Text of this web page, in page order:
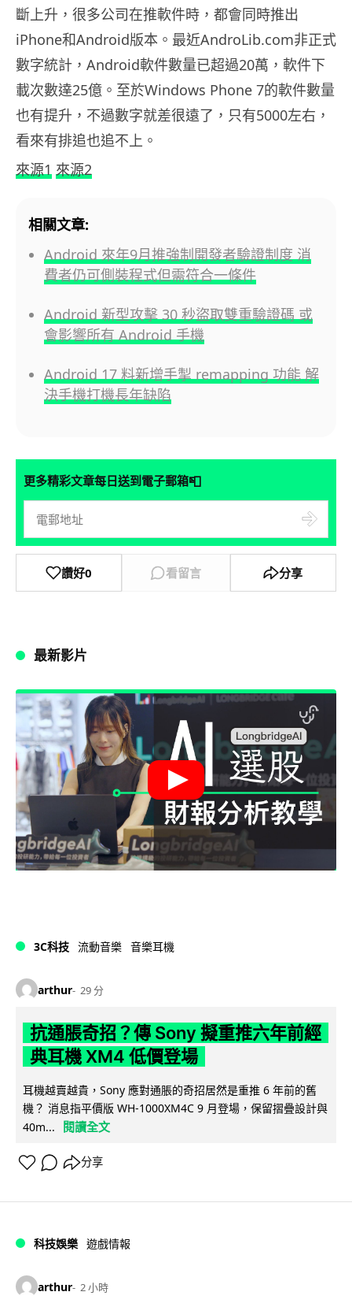
斷上升，很多公司在推軟件時，都會同時推出
iPhone和Android版本。最近AndroLib.com非正式
數字統計，Android軟件數量已超過20萬，軟件下
載次數達25億。至於Windows Phone 7的軟件數量
也有提升，不過數字就差很遠了，只有5000左右，
看來有排追也追不上。
來源1 來源2
相關文章:
Android 來年9月推強制開發者驗證制度 消
費者仍可側裝程式但需符合一條件
Android 新型攻擊 30 秒盜取雙重驗證碼 或
會影響所有 Android 手機
Android 17 料新增手掣 remapping 功能 解
決手機打機長年缺陷
更多精彩文章每日送到電子郵箱📮
讚好0 看留言 分享
最新影片
3C科技 流動音樂 音樂耳機
arthur 29 分
抗通脹奇招？傳 Sony 擬重推六年前經
典耳機 XM4 低價登場
耳機越賣越貴，Sony 應對通脹的奇招居然是重推 6 年前的舊
機？ 消息指平價版 WH-1000XM4C 9 月登場，保留摺疊設計與
40m...
閱讀全文
分享
科技娛樂 遊戲情報
arthur 2 小時